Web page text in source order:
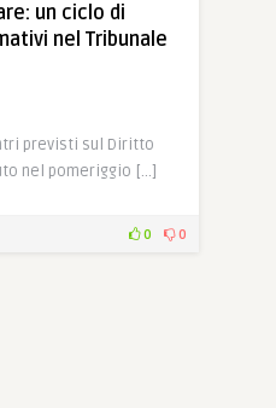
un ciclo di
nel Tribunale
previsti sul Diritto
nel pomeriggio […]
0 0